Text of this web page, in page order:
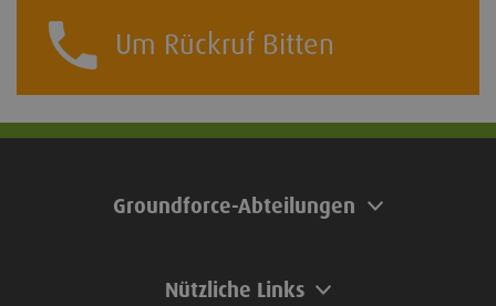
Um Rückruf Bitten
Groundforce-Abteilungen
Nützliche Links